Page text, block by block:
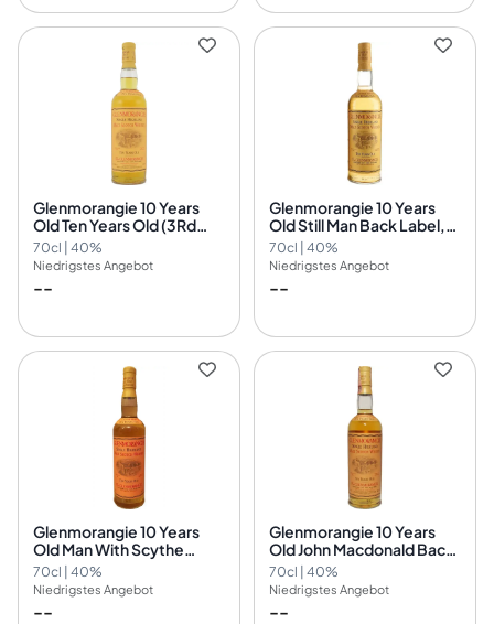
Glenmorangie 10 Years
Old Ten Years Old (3Rd
Generation)
70cl | 40%
Niedrigstes Angebot
--
Glenmorangie 10 Years
Old Still Man Back Label,
Martini & Rossi Import
70cl | 40%
Niedrigstes Angebot
--
Glenmorangie 10 Years
Old Man With Scythe
Backlabel
70cl | 40%
Niedrigstes Angebot
--
Glenmorangie 10 Years
Old John Macdonald Back
Label, Martini & Rossi
Import
70cl | 40%
Niedrigstes Angebot
--